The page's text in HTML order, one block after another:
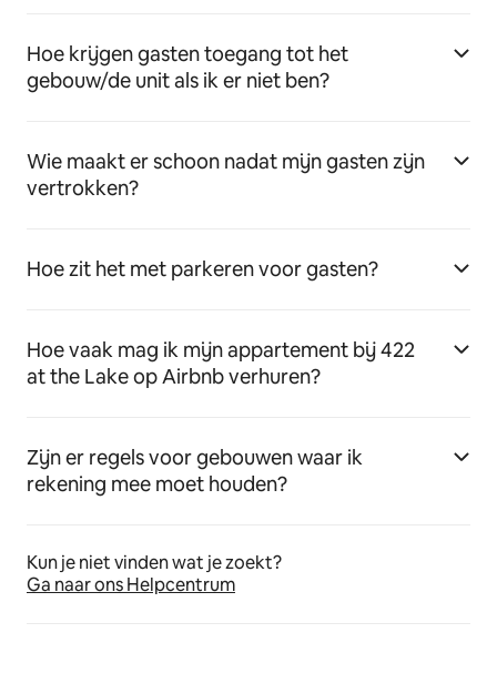
Hoe krijgen gasten toegang tot het
gebouw/de unit als ik er niet ben?
Wie maakt er schoon nadat mijn gasten zijn
vertrokken?
Hoe zit het met parkeren voor gasten?
Hoe vaak mag ik mijn appartement bij 422
at the Lake op Airbnb verhuren?
Zijn er regels voor gebouwen waar ik
rekening mee moet houden?
Kun je niet vinden wat je zoekt?
Ga naar ons Helpcentrum